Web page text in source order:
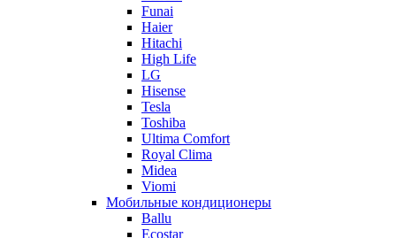
Funai
Haier
Hitachi
High Life
LG
Hisense
Tesla
Toshiba
Ultima Comfort
Royal Clima
Midea
Viomi
Мобильные кондиционеры
Ballu
Ecostar